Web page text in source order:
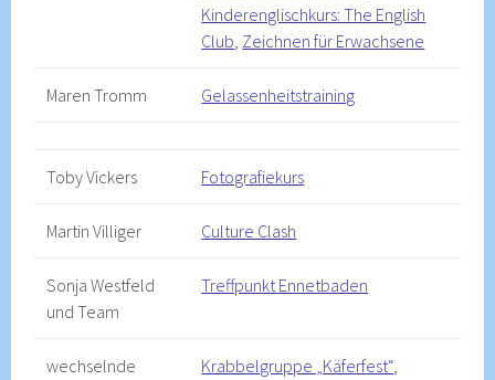
Kinderenglischkurs: The English
Club, Zeichnen für Erwachsene
Maren Tromm Gelassenheitstraining
Toby Vickers Fotografiekurs
Martin Villiger Culture Clash
Sonja Westfeld
und Team
Treffpunkt Ennetbaden
wechselnde
Krabbelgruppe „Käferfest“,